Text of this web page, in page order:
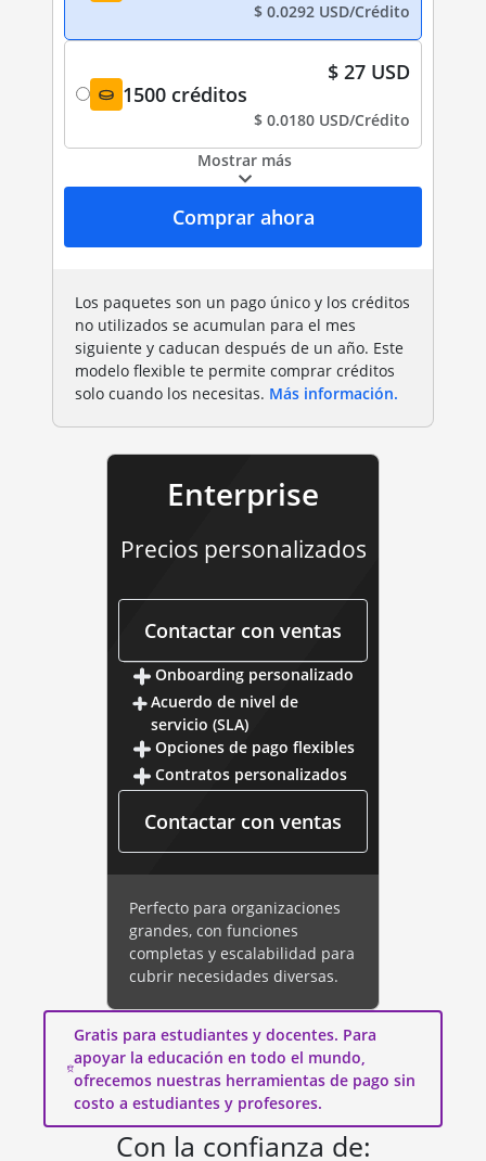
$ 0.0292 USD/Crédito
1500 créditos
$ 27 USD
$ 0.0180 USD/Crédito
Mostrar más
Comprar ahora
Los paquetes son un pago único y los créditos
no utilizados se acumulan para el mes
siguiente y caducan después de un año. Este
modelo flexible te permite comprar créditos
solo cuando los necesitas. Más información.
Enterprise
Precios personalizados
Contactar con ventas
Onboarding personalizado
Acuerdo de nivel de
servicio (SLA)
Opciones de pago flexibles
Contratos personalizados
Contactar con ventas
Perfecto para organizaciones
grandes, con funciones
completas y escalabilidad para
cubrir necesidades diversas.
Gratis para estudiantes y docentes. Para
apoyar la educación en todo el mundo,
ofrecemos nuestras herramientas de pago sin
costo a estudiantes y profesores.
Con la confianza de: